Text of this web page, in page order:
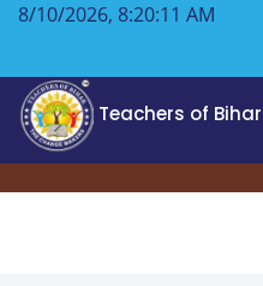
8/10/2026, 8:20:12 AM
Teachers of